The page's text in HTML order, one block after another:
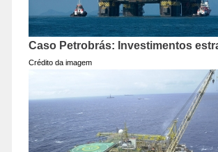
Caso Petrobrás: Investimentos
Crédito da imagem